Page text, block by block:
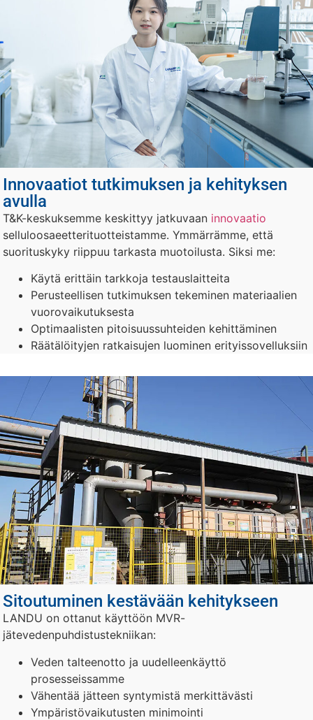
Innovaatiot tutkimuksen ja kehityksen
avulla
T&K-keskuksemme keskittyy jatkuvaan innovaatio
selluloosaeetterituotteistamme. Ymmärrämme, että
suorituskyky riippuu tarkasta muotoilusta. Siksi me:
Käytä erittäin tarkkoja testauslaitteita
Perusteellisen tutkimuksen tekeminen materiaalien
vuorovaikutuksesta
Optimaalisten pitoisuussuhteiden kehittäminen
Räätälöityjen ratkaisujen luominen erityissovelluksiin
Sitoutuminen kestävään kehitykseen
LANDU on ottanut käyttöön MVR-
jätevedenpuhdistustekniikan:
Veden talteenotto ja uudelleenkäyttö
prosesseissamme
Vähentää jätteen syntymistä merkittävästi
Ympäristövaikutusten minimointi